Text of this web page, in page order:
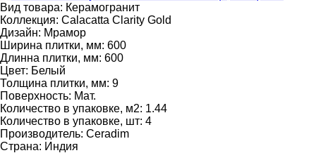
Вид товара: Керамогранит
Коллекция: Calacatta Clarity Gold
Дизайн: Мрамор
Ширина плитки, мм: 600
Длинна плитки, мм: 600
Цвет: Белый
Толщина плитки, мм: 9
Поверхность: Мат.
Количество в упаковке, м2: 1.44
Количество в упаковке, шт: 4
Производитель: Ceradim
Страна: Индия